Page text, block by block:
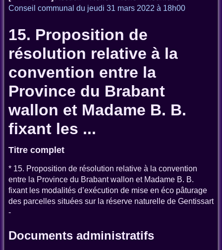
Conseil communal du jeudi 31 mars 2022 à 18h00
15. Proposition de
résolution relative à la
convention entre la
Province du Brabant
wallon et Madame B. B.
fixant les ...
Titre complet
* 15. Proposition de résolution relative à la convention
entre la Province du Brabant wallon et Madame B. B.
fixant les modalités d’exécution de mise en éco pâturage
des parcelles situées sur la réserve naturelle de Gentissart
-
Documents administratifs